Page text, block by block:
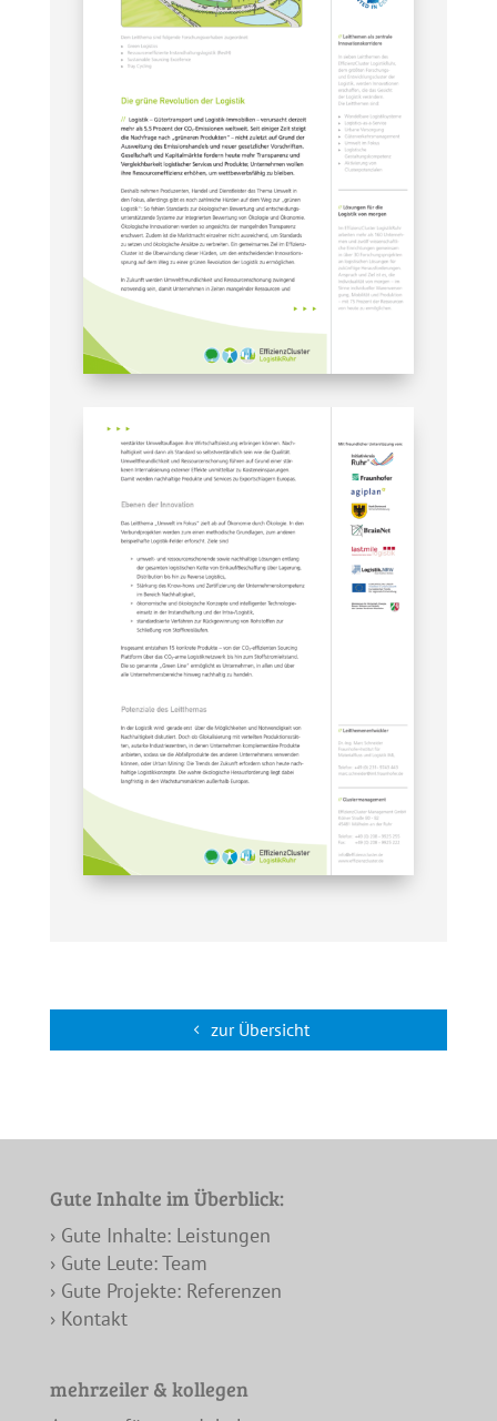
zur Übersicht
Gute Inhalte im Überblick:
› Gute Inhalte: Leistungen
› Gute Leute: Team
› Gute Projekte: Referenzen
› Kontakt
mehrzeiler & kollegen